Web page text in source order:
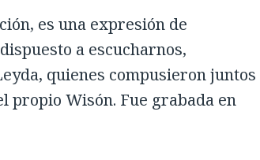
es una expresión de
a escucharnos,
quienes compusieron juntos
propio Wisón. Fue grabada en